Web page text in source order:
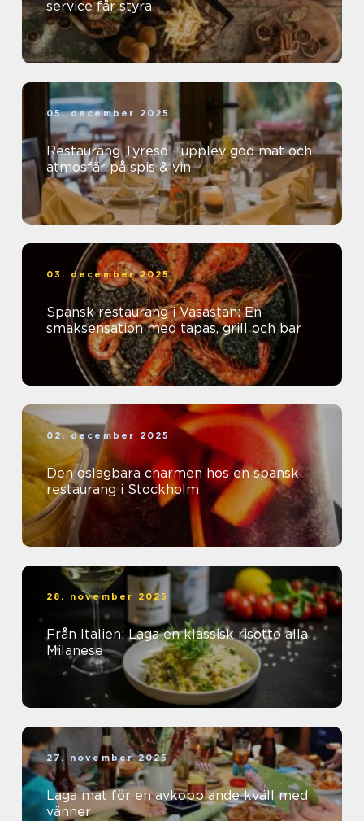
service får styra
05. december 2025
Restaurang Tyresö - upplev god mat och
atmosfär på spis & vin
03. december 2025
Spansk restaurang i Vasastan: En
smaksensation med tapas, grill och bar
02. december 2025
Den oslagbara charmen hos en spansk
restaurang i Stockholm
28. november 2025
Från Italien: Laga en klassisk risotto alla
Milanese
27. november 2025
Laga mat för en avkopplande kväll med
vänner